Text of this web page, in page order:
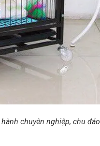
chuyên nghiệp, chu đáo